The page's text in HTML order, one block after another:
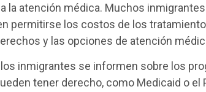
la atención médica. Muchos
permitirse los costos de los
y las opciones de atención
inmigrantes se informen sobre los
tener derecho, como Medicaid o el